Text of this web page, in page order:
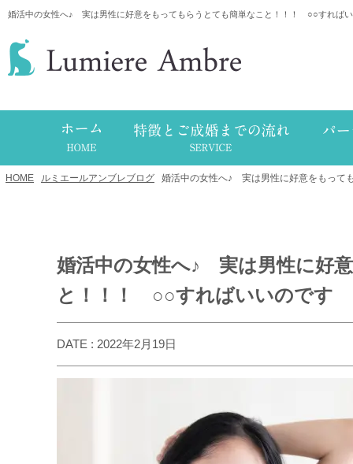
婚活中の女性へ♪ 実は男性に好意をもってもらうとても簡単なこと！！！ ○○すれば
HOME ルミエールアンブレブログ 婚活中の女性へ♪ 実は男性に好意をもって
婚活中の女性へ♪ 実は男性に好
と！！！ ○○すればいいのです
DATE : 2022年2月19日